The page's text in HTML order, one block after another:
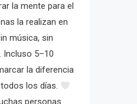
la mente para el
la realizan en
música, sin
Incluso 5–10
la diferencia
los días.
personas